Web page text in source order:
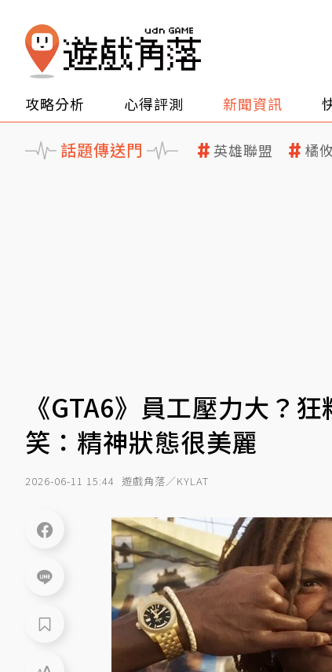
攻略分析 心得評測 新聞資訊
話題傳送門 英雄聯盟 橘
《GTA6》員工壓力大？
笑：精神狀態很美麗
2026-06-11 15:44 遊戲角落／KYLAT